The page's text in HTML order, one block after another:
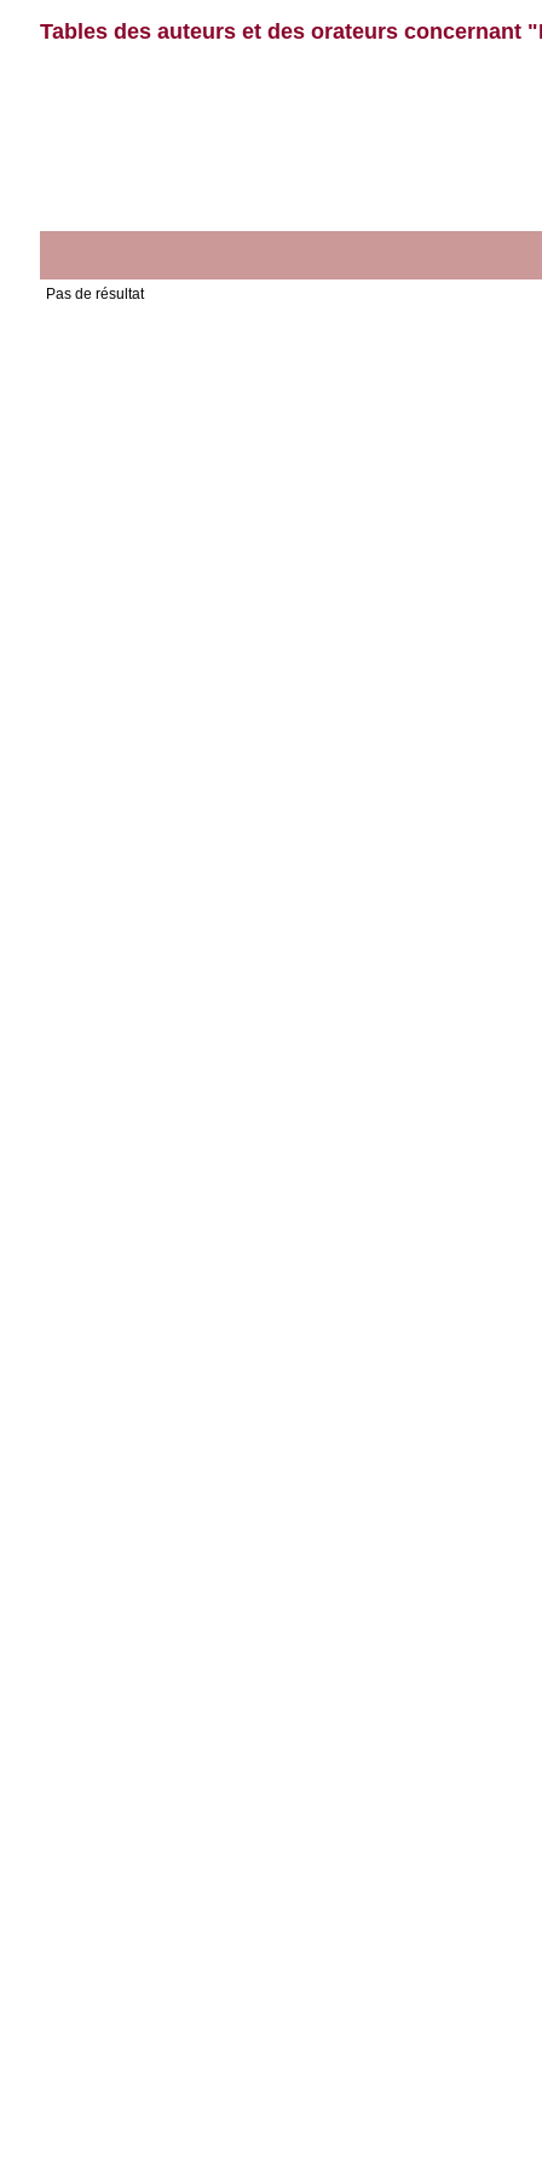
Tables des auteurs et des orateurs concernant
Pas de résultat